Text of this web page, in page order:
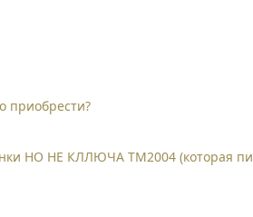
приобрести?
НО НЕ КЛЛЮЧА ТМ2004 (которая